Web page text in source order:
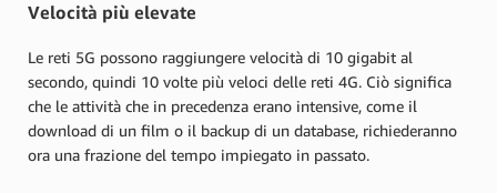
Velocità più elevate
Le reti 5G possono raggiungere velocità di 10 gigabit al
secondo, quindi 10 volte più veloci delle reti 4G. Ciò significa
che le attività che in precedenza erano intensive, come il
download di un film o il backup di un database, richiederanno
ora una frazione del tempo impiegato in passato.